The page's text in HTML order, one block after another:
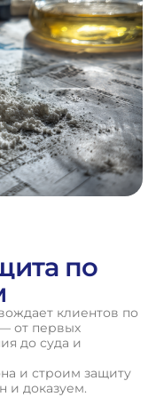
по
клиентов по
от первых
до суда и
и строим защиту
и доказуем.